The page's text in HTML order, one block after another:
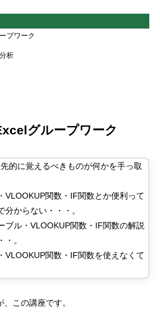
プワーク
析
グループワーク
的に覚えるべきものが何かを手っ取
VLOOKUP関数・ IF関数とか便利って
からない・・・。
ブル・ VLOOKUP関数・ IF関数の解説
。
VLOOKUP関数・ IF関数を使えなくて
この講座です。